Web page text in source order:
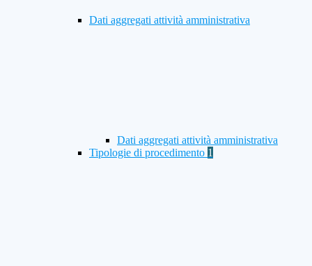
Dati aggregati attività amministrativa
Dati aggregati attività amministrativa
Tipologie di procedimento 1